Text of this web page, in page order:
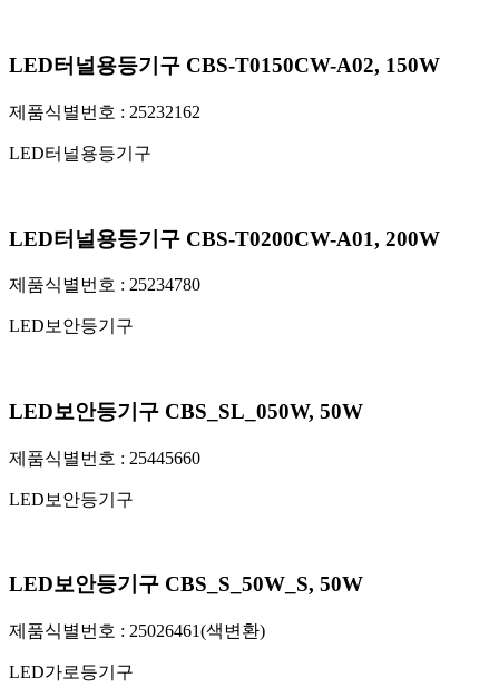
LED터널용등기구 CBS-T0150CW-A02, 150W
제품식별번호 : 25232162
LED터널용등기구
LED터널용등기구 CBS-T0200CW-A01, 200W
제품식별번호 : 25234780
LED보안등기구
LED보안등기구 CBS_SL_050W, 50W
제품식별번호 : 25445660
LED보안등기구
LED보안등기구 CBS_S_50W_S, 50W
제품식별번호 : 25026461(색변환)
LED가로등기구